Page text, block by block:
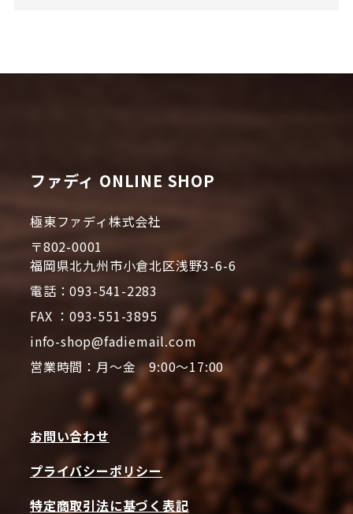
ファディ ONLINE SHOP
極東ファディ株式会社
〒802-0001
福岡県北九州市小倉北区浅野3-6-6
電話：093-541-2283
FAX ：093-551-3895
info-shop@fadiemail.com
営業時間：月～金 9:00～17:00
お問い合わせ
プライバシーポリシー
特定商取引法に基づく表記